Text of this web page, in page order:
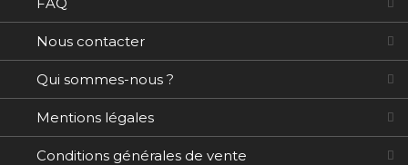
Nous contacter
Qui sommes-nous ?
Mentions légales
Conditions générales de vente